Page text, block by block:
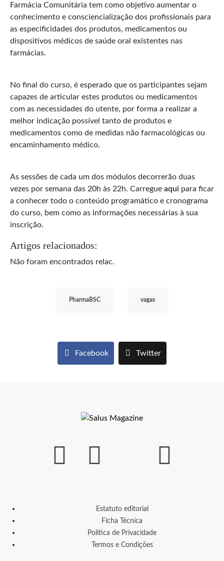
Farmácia Comunitária tem como objetivo aumentar o
conhecimento e consciencialização dos profissionais para
as especificidades dos produtos, medicamentos ou
dispositivos médicos de saúde oral existentes nas
farmácias.
No final do curso, é esperado que os participantes sejam
capazes de articular estes produtos ou medicamentos
com as necessidades do utente, por forma a realizar a
melhor indicação possível tanto de produtos e
medicamentos como de medidas não farmacológicas ou
encaminhamento médico.
As sessões de cada um dos módulos decorrerão duas
vezes por semana das 20h às 22h. Carregue aqui para ficar
a conhecer todo o conteúdo programático e cronograma
do curso, bem como as informações necessárias à sua
inscrição.
Artigos relacionados:
Não foram encontrados relac.
PharmaBSC vagas
Facebook Twitter
Estatuto editorial
Ficha Técnica
Política de Privacidade
Termos e Condições